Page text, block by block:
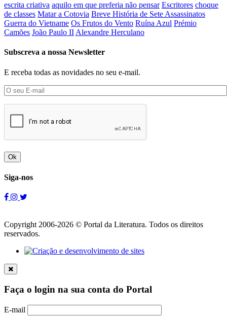
escrita criativa aquilo em que preferia não pensar Escritores choque
de classes Matar a Cotovia Breve História de Sete Assassinatos
Guerra do Vietname Os Frutos do Vento Ruína Azul Prémio
Camões João Paulo II Alexandre Herculano
Subscreva a nossa Newsletter
E receba todas as novidades no seu e-mail.
Ok
Siga-nos
Copyright 2006-2026 © Portal da Literatura. Todos os direitos
reservados.
Faça o login na sua conta do Portal
E-mail